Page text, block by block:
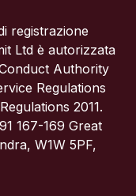
registrazione
Ltd è autorizzata
Authority
Regulations
2011.
167-169 Great
W1W 5PF,